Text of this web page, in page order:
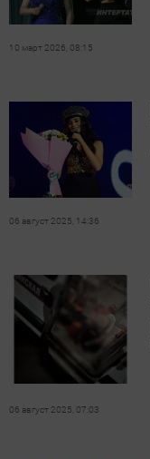
10 март 2026, 08:15
06 август 2025, 14:36
06 август 2025, 07:03